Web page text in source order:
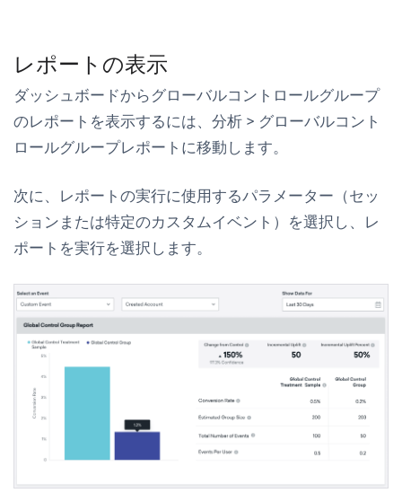
レポートの表示
ダッシュボードからグローバルコントロールグループ
のレポートを表示するには、 分析 > グローバルコント
ロールグループレポート に移動します。
次に、レポートの実行に使用するパラメーター（セッ
ションまたは特定のカスタムイベント）を選択し、 レ
ポートを実行を選択します。